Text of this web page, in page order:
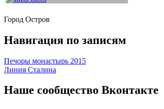
Город Остров
Навигация по записям
Печоры монастырь 2015
Линия Сталина
Наше сообщество Вконтакте